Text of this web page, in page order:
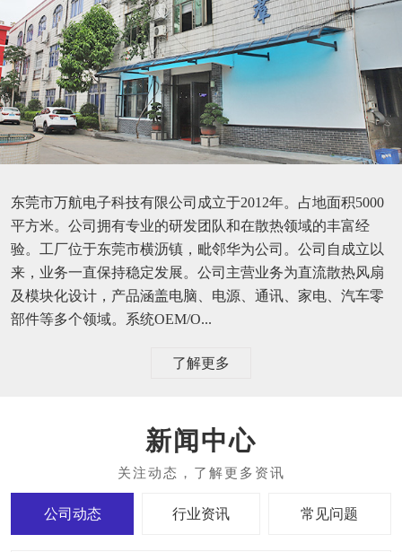
东莞市万航电子科技有限公司成立于2012年。占地面积5000
平方米。公司拥有专业的研发团队和在散热领域的丰富经
验。工厂位于东莞市横沥镇，毗邻华为公司。公司自成立以
来，业务一直保持稳定发展。公司主营业务为直流散热风扇
及模块化设计，产品涵盖电脑、电源、通讯、家电、汽车零
部件等多个领域。系统OEM/O...
了解更多
新闻中心
公司动态 行业资讯 常见问题